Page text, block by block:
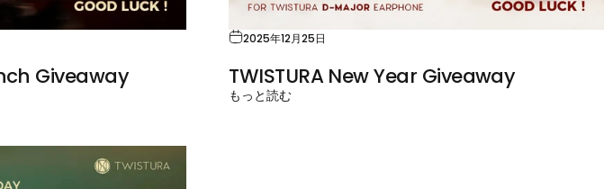
Giveaway
2025年12月25日
TWISTURA New Year Giveaway
もっと読む